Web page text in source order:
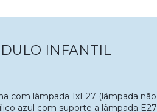
INFANTIL
com lâmpada 1xE27 (lâmpada não
azul com suporte a lâmpada E27